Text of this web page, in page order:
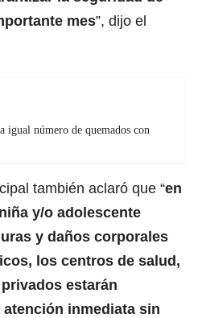
mes”, dijo el
igual número de quemados con
también aclaró que “en
y/o adolescente
y daños corporales
los centros de salud,
estarán
inmediata sin